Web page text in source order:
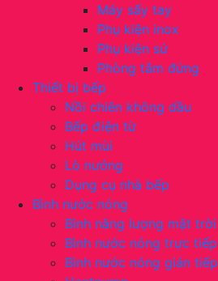
Máy sấy tay
Phụ kiện inox
Phụ kiện sứ
Phòng tắm đứng
Thiết bị bếp
Nồi chiên không dầu
Bếp điện từ
Hút mùi
Lò nướng
Dụng cụ nhà bếp
Bình nước nóng
Bình năng lượng mặt trời
Bình nước nóng trực tiếp
Bình nước nóng gián tiếp